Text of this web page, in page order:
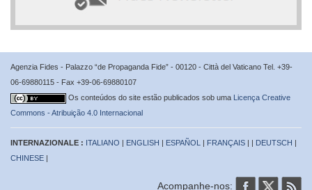
Agenzia Fides - Palazzo “de Propaganda Fide” - 00120 - Città del Vaticano Tel. +39-
06-69880115 - Fax +39-06-69880107
Os conteúdos do site estão publicados sob uma Licença Creative
Commons - Atribuição 4.0 Internacional
INTERNAZIONALE : ITALIANO | ENGLISH | ESPAÑOL | FRANÇAIS | | DEUTSCH |
CHINESE |
Acompanhe-nos: